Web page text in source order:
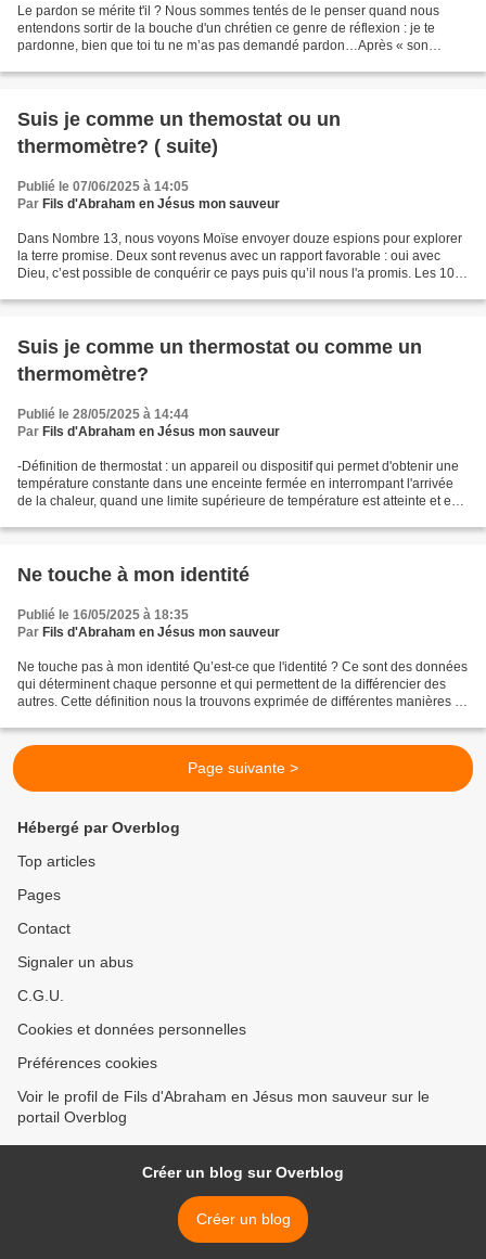
Le pardon se mérite t'il ? Nous sommes tentés de le penser quand nous
entendons sortir de la bouche d'un chrétien ce genre de réflexion : je te
pardonne, bien que toi tu ne m’as pas demandé pardon…Après « son
Suis je comme un themostat ou un
thermomètre? ( suite)
Publié le 07/06/2025 à 14:05
Par Fils d'Abraham en Jésus mon sauveur
Dans Nombre 13, nous voyons Moïse envoyer douze espions pour explorer
la terre promise. Deux sont revenus avec un rapport favorable : oui avec
Dieu, c’est possible de conquérir ce pays puis qu’il nous l'a promis. Les 10
Suis je comme un thermostat ou comme un
thermomètre?
Publié le 28/05/2025 à 14:44
Par Fils d'Abraham en Jésus mon sauveur
-Définition de thermostat : un appareil ou dispositif qui permet d'obtenir une
température constante dans une enceinte fermée en interrompant l'arrivée
de la chaleur, quand une limite supérieure de température est atteinte et en
Ne touche à mon identité
Publié le 16/05/2025 à 18:35
Par Fils d'Abraham en Jésus mon sauveur
Ne touche pas à mon identité Qu’est-ce que l'identité ? Ce sont des données
qui déterminent chaque personne et qui permettent de la différencier des
autres. Cette définition nous la trouvons exprimée de différentes manières et
Page suivante >
Hébergé par Overblog
Top articles
Pages
Contact
Signaler un abus
C.G.U.
Cookies et données personnelles
Préférences cookies
Voir le profil de Fils d'Abraham en Jésus mon sauveur sur le
portail Overblog
Créer un blog sur Overblog
Créer un blog